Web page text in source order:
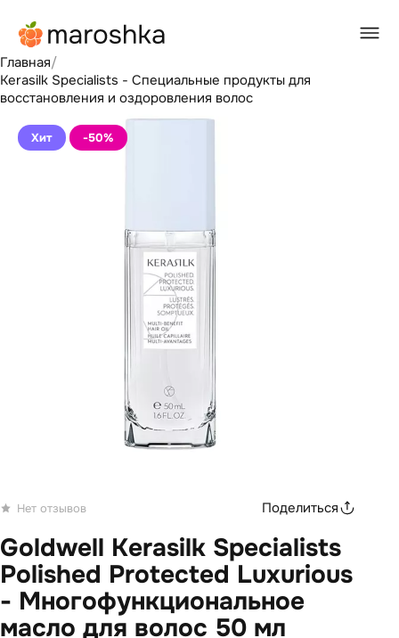
Главная/
Kerasilk Specialists - Специальные продукты для
восстановления и оздоровления волос
Хит -50%
Нет отзывов Поделиться
Goldwell Kerasilk Specialists
Polished Protected Luxurious
- Многофункциональное
масло для волос 50 мл